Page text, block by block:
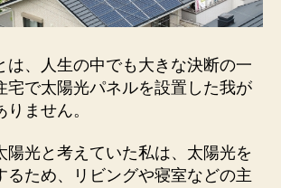
は、人生の中でも大きな決断の一
宅で太陽光パネルを設置した我が
ません。
陽光と考えていた私は、太陽光を
るため、リビングや寝室などの主